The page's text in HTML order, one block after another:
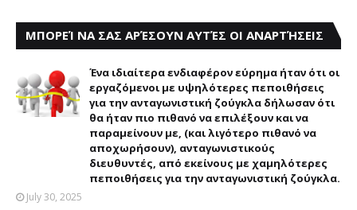
ΜΠΟΡΕΊ ΝΑ ΣΑΣ ΑΡΈΣΟΥΝ ΑΥΤΈΣ ΟΙ ΑΝΑΡΤΉΣΕΙΣ
Ένα ιδιαίτερα ενδιαφέρον εύρημα ήταν ότι οι
εργαζόμενοι με υψηλότερες πεποιθήσεις
για την ανταγωνιστική ζούγκλα δήλωσαν ότι
θα ήταν πιο πιθανό να επιλέξουν και να
παραμείνουν με, (και λιγότερο πιθανό να
αποχωρήσουν), ανταγωνιστικούς
διευθυντές, από εκείνους με χαμηλότερες
πεποιθήσεις για την ανταγωνιστική ζούγκλα.
July 30, 2025